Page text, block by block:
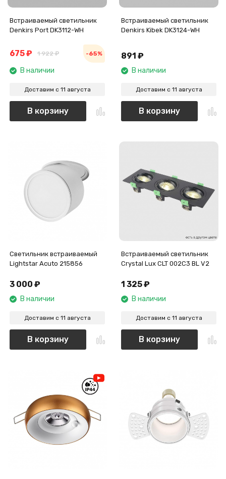
Встраиваемый светильник
Denkirs Port DK3112-WH
675₽ 1 922 ₽ -65%
В наличии
Доставим с 11 августа
В корзину
Встраиваемый светильник
Denkirs Kibek DK3124-WH
891 ₽
В наличии
Доставим с 11 августа
В корзину
Светильник встраиваемый
Lightstar Acuto 215856
3 000 ₽
В наличии
Доставим с 11 августа
В корзину
Встраиваемый светильник
Crystal Lux CLT 002C3 BL V2
1 325₽
В наличии
Доставим с 11 августа
В корзину